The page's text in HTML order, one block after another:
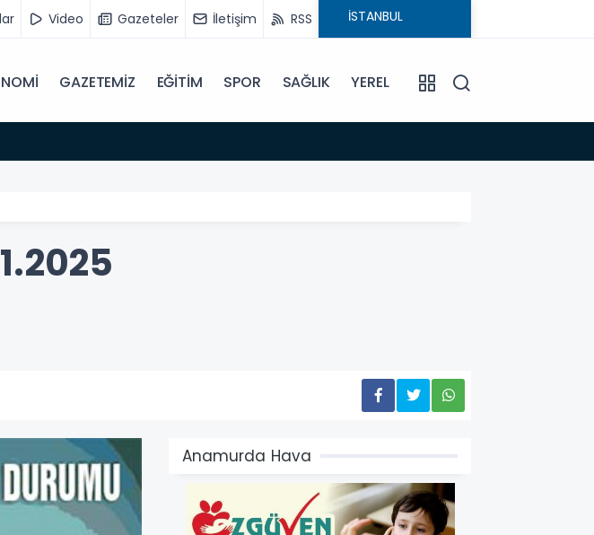
Video Gazeteler İletişim RSS
GAZETEMİZ EĞİTİM SPOR SAĞLIK YEREL
Anamurda Hava